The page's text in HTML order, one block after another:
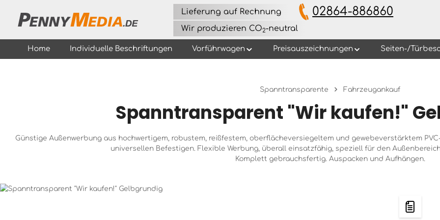
Lieferung auf Rechnung 02864-886860
Wir produzieren CO2-neutral
Home Individuelle Beschriftungen Vorführwagen Preisauszeichnungen Seiten-/
Spanntransparente Fahrzeugankauf
Spanntransparent "Wir kaufen!"
Günstige Außenwerbung aus hochwertigem, robustem, reißfestem, oberflächeversiegeltem und gewebeverstärktem
universellen Befestigen. Flexible Werbung, überall einsatzfähig, speziell für den
Komplett gebrauchsfertig. Auspacken und Aufhängen.
Bildergalerie überspringen